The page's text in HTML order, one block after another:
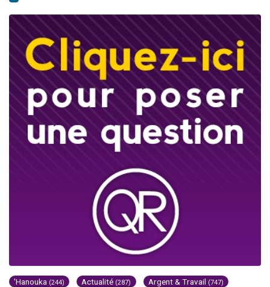
'Hanouka (244) Actualité (287) Argent & Travail (747)